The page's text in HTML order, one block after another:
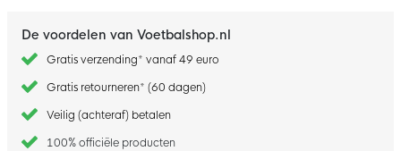
begin
van
afbeeldingen-
gallerij
De voordelen van Voetbalshop.nl
Gratis verzending* vanaf 49 euro
Gratis retourneren* (60 dagen)
Veilig (achteraf) betalen
100% officiële producten